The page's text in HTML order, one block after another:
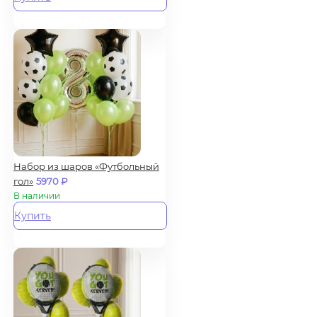
Набор из шаров «Футбольный
гол» 5970₽
В наличии
Купить